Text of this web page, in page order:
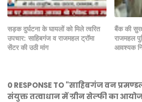
सड़क दुर्घटना के घायलों को मिले त्वरित
उपचार: साहिबगंज व राजमहल ट्रॉमा
सेंटर की उठी मांग
बैंक की
राजमहल
आवश्यक
0 RESPONSE TO "साहिबगंज वन
संयुक्त तत्वाधान में ग्रीन सेल्फी का